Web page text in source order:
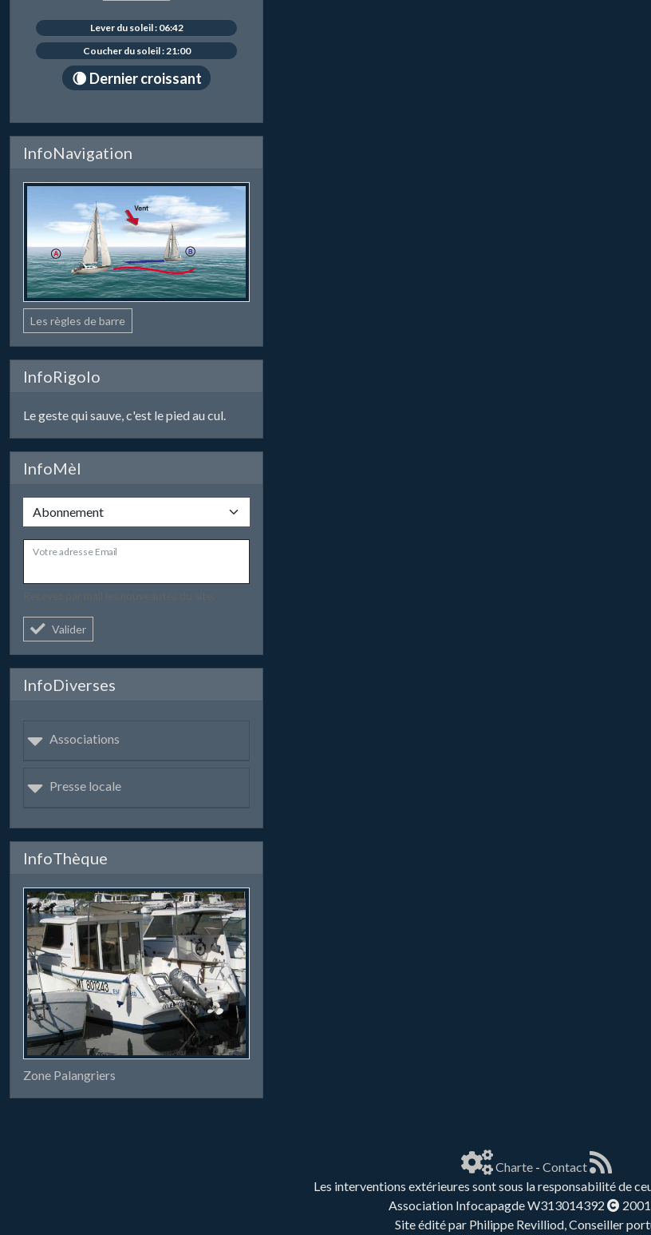
Lever du soleil : 06:42
Coucher du soleil : 21:00
🌘 Dernier croissant
InfoNavigation
Les règles de barre
InfoRigolo
Le geste qui sauve, c'est le pied au cul.
InfoMèl
Votre adresse Email
Valider
InfoDiverses
Associations
Presse locale
InfoThèque
Zone Palangriers
Charte- Contact
Les interventions extérieures sont sous la responsabilité de
Association Infocapagde W313014392
Site édité par Philippe Revilliod, Conseiller